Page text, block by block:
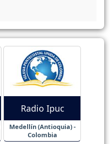
Radio Ipuc
Medellín (Antioquia) -
Colombia